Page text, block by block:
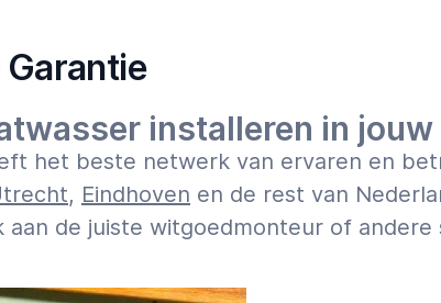
dit formulier ook eerst een
onder “Soort klus” en
zeker vanaf je
noem bijvoorbeeld merk,
installeren in jouw
het beste netwerk van ervaren en
, Eindhoven en de rest van
aan de juiste witgoedmonteur of andere